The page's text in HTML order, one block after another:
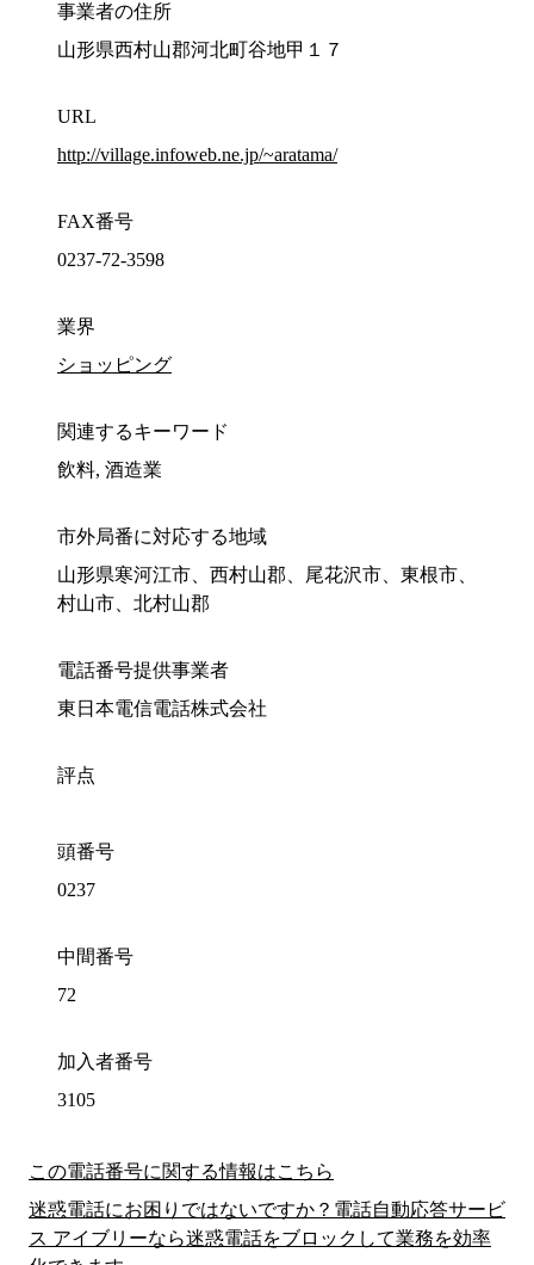
事業者の住所
山形県西村山郡河北町谷地甲１７
URL
http://village.infoweb.ne.jp/~aratama/
FAX番号
0237-72-3598
業界
ショッピング
関連するキーワード
飲料, 酒造業
市外局番に対応する地域
山形県寒河江市、西村山郡、尾花沢市、東根市、
村山市、北村山郡
電話番号提供事業者
東日本電信電話株式会社
評点
頭番号
0237
中間番号
72
加入者番号
3105
この電話番号に関する情報はこちら
迷惑電話にお困りではないですか？電話自動応答サービ
ス アイブリーなら迷惑電話をブロックして業務を効率